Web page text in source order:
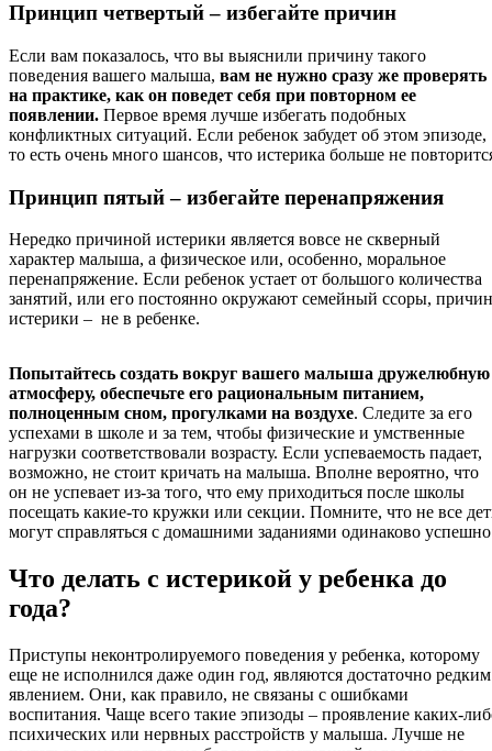
Принцип четвертый – избегайте причин
Если вам показалось, что вы выяснили причину такого
поведения вашего малыша, вам не нужно сразу же проверять
на практике, как он поведет себя при повторном ее
появлении. Первое время лучше избегать подобных
конфликтных ситуаций. Если ребенок забудет об этом эпизоде,
то есть очень много шансов, что истерика больше не
Принцип пятый – избегайте перенапряжения
Нередко причиной истерики является вовсе не скверный
характер малыша, а физическое или, особенно, моральное
перенапряжение. Если ребенок устает от большого количества
занятий, или его постоянно окружают семейный ссоры,
истерики – не в ребенке.
Попытайтесь создать вокруг вашего малыша дружелюбную
атмосферу, обеспечьте его рациональным питанием,
полноценным сном, прогулками на воздухе. Следите за его
успехами в школе и за тем, чтобы физические и умственные
нагрузки соответствовали возрасту. Если успеваемость падает,
возможно, не стоит кричать на малыша. Вполне вероятно, что
он не успевает из-за того, что ему приходиться после школы
посещать какие-то кружки или секции. Помните, что не все
могут справляться с домашними заданиями одинаково
Что делать с истерикой у ребенка до
года?
Приступы неконтролируемого поведения у ребенка, которому
еще не исполнился даже один год, являются достаточно редким
явлением. Они, как правило, не связаны с ошибками
воспитания. Чаще всего такие эпизоды – проявление каких-
психических или нервных расстройств у малыша. Лучше не